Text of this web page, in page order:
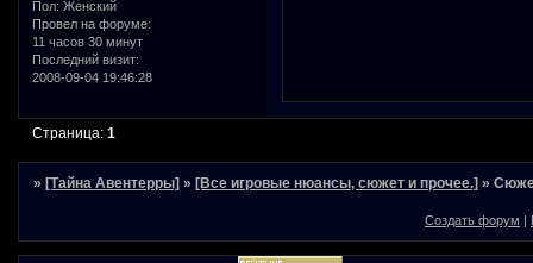
Пол: Женский
Провел на форуме:
11 часов 30 минут
Последний визит:
2008-09-04 19:46:28
Страница:1
»[Тайна Авентерры] »[Все игровые нюансы, сюжет и прочее.] »
Создать форум |